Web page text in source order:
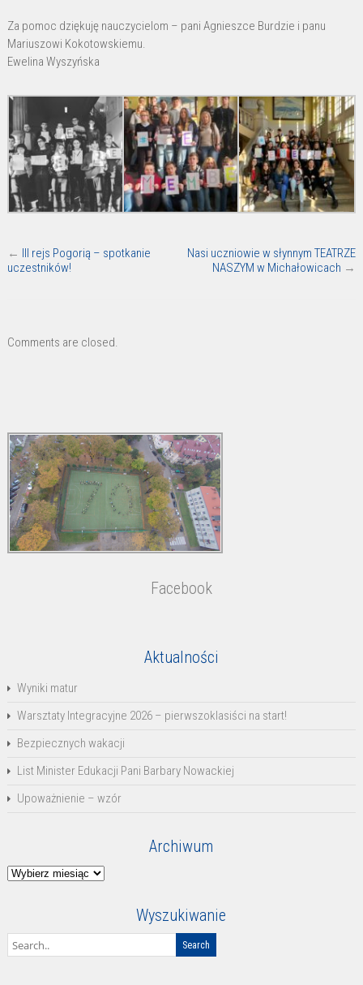
Za pomoc dziękuję nauczycielom – pani Agnieszce Burdzie i panu
Mariuszowi Kokotowskiemu.
Ewelina Wyszyńska
← III rejs Pogorią – spotkanie
uczestników!
Nasi uczniowie w słynnym TEATRZE
NASZYM w Michałowicach →
Comments are closed.
Facebook
Aktualności
Wyniki matur
Warsztaty Integracyjne 2026 – pierwszoklasiści na start!
Bezpiecznych wakacji
List Minister Edukacji Pani Barbary Nowackiej
Upoważnienie – wzór
Archiwum
Archiwum
Wyszukiwanie